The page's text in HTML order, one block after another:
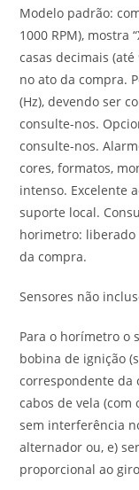
Modelo padrão:
1000 RPM), mostra
casas decimais (até
no ato da compra.
(Hz), devendo ser
consulte-nos.
consulte-nos.
cores, formatos,
intenso. Excelente
suporte local.
horimetro:
da compra.
Sensores não
Para o horímetro o
bobina de ignição
correspondente da
cabos de vela (com
sem interferência
alternador ou, e)
proporcional ao